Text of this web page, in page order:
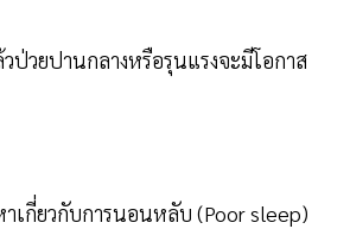
ป่วยปานกลางหรือรุนแรงจะมีโอกาส
กี่ยวกับการนอนหลับ (Poor sleep)